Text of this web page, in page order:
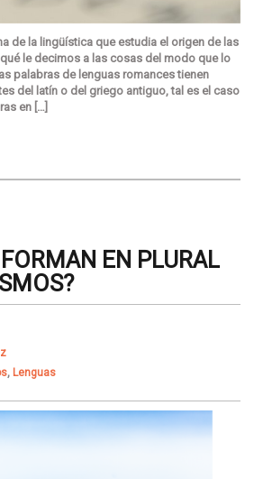
de la lingüística que estudia el origen de las
le decimos a las cosas del modo que lo
palabras de lenguas romances tienen
del latín o del griego antiguo, tal es el caso
en […]
EN PLURAL
, Lenguas